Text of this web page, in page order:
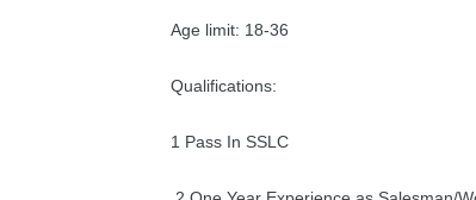
Age limit: 18-36
Qualifications:
1 Pass In SSLC